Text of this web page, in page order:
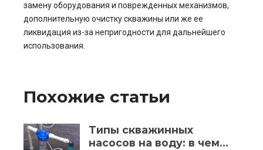
замену оборудования и поврежденных механизмов,
дополнительную очистку скважины или же ее
ликвидация из-за непригодности для дальнейшего
использования.
Похожие статьи
Типы скважинных
насосов на воду: в чем